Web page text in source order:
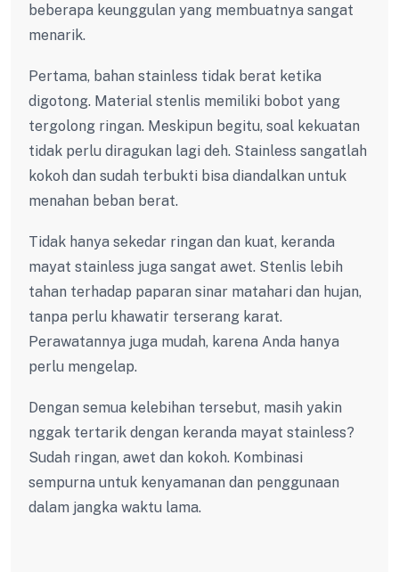
beberapa keunggulan yang membuatnya sangat
menarik.
Pertama, bahan stainless tidak berat ketika
digotong. Material stenlis memiliki bobot yang
tergolong ringan. Meskipun begitu, soal kekuatan
tidak perlu diragukan lagi deh. Stainless sangatlah
kokoh dan sudah terbukti bisa diandalkan untuk
menahan beban berat.
Tidak hanya sekedar ringan dan kuat, keranda
mayat stainless juga sangat awet. Stenlis lebih
tahan terhadap paparan sinar matahari dan hujan,
tanpa perlu khawatir terserang karat.
Perawatannya juga mudah, karena Anda hanya
perlu mengelap.
Dengan semua kelebihan tersebut, masih yakin
nggak tertarik dengan keranda mayat stainless?
Sudah ringan, awet dan kokoh. Kombinasi
sempurna untuk kenyamanan dan penggunaan
dalam jangka waktu lama.